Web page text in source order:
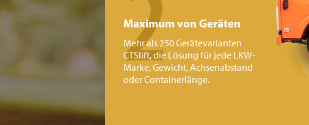
Maximum von Geräten
Mehr als 250 Gerätevarianten
CTSlift, die Lösung für jede LKW-
Marke, Gewicht, Achsenabstand
oder Containerlänge.